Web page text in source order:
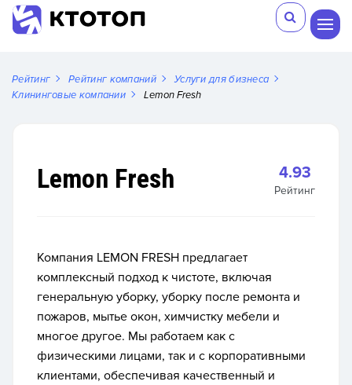
Рейтинг Рейтинг компаний
Услуги для бизнеса
Клининговые компании
Lemon Fresh
Lemon Fresh 4.93
Рейтинг
Компания LEMON FRESH предлагает
комплексный подход к чистоте, включая
генеральную уборку, уборку после ремонта и
пожаров, мытье окон, химчистку мебели и
многое другое. Мы работаем как с
физическими лицами, так и с корпоративными
клиентами, обеспечивая качественный и